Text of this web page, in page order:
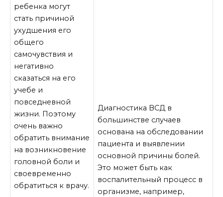
ребенка могут
стать причиной
ухудшения его
общего
самочувствия и
негативно
сказаться на его
учебе и
повседневной
жизни. Поэтому
очень важно
обратить внимание
на возникновение
головной боли и
своевременно
обратиться к врачу.
Диагностика ВСД в
большинстве случаев
основана на обследовании
пациента и выявлении
основной причины болей.
Это может быть как
воспалительный процесс в
организме, например,